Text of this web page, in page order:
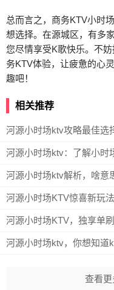
总而言之，商务KTV小时
想选择。在源城区，有多
您尽情享受K歌快乐。不
务KTV体验，让疲惫的心
趣吧！
相关推荐
河源小时场ktv攻略最佳选
河源小时场ktv：了解小时
河源小时场ktv解析，啥意
河源小时场KTV惊喜新玩
河源小时场KTV，独享单
河源小时场ktv，你想知道
查看